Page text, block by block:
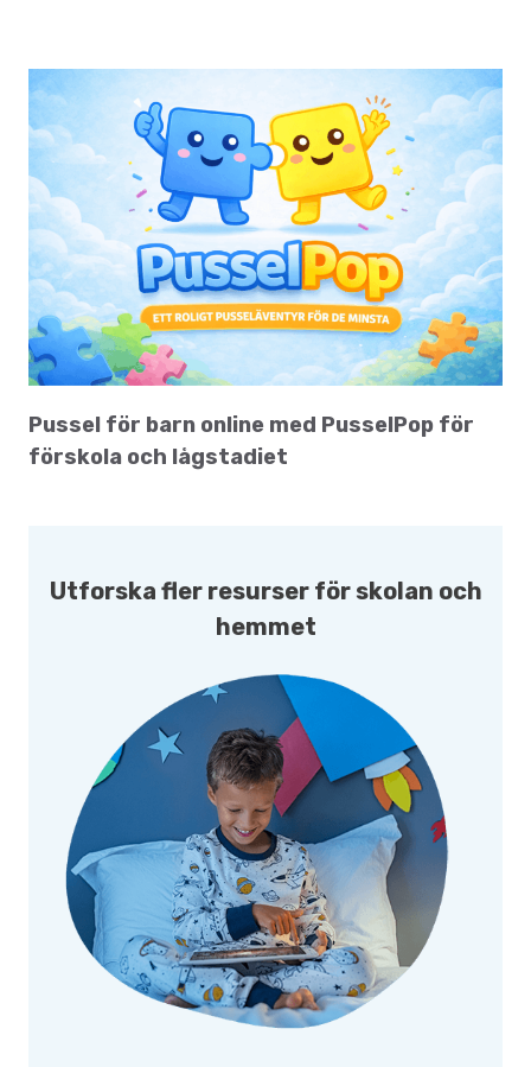
Pussel för barn online med PusselPop för
förskola och lågstadiet
Utforska fler resurser för skolan och
hemmet